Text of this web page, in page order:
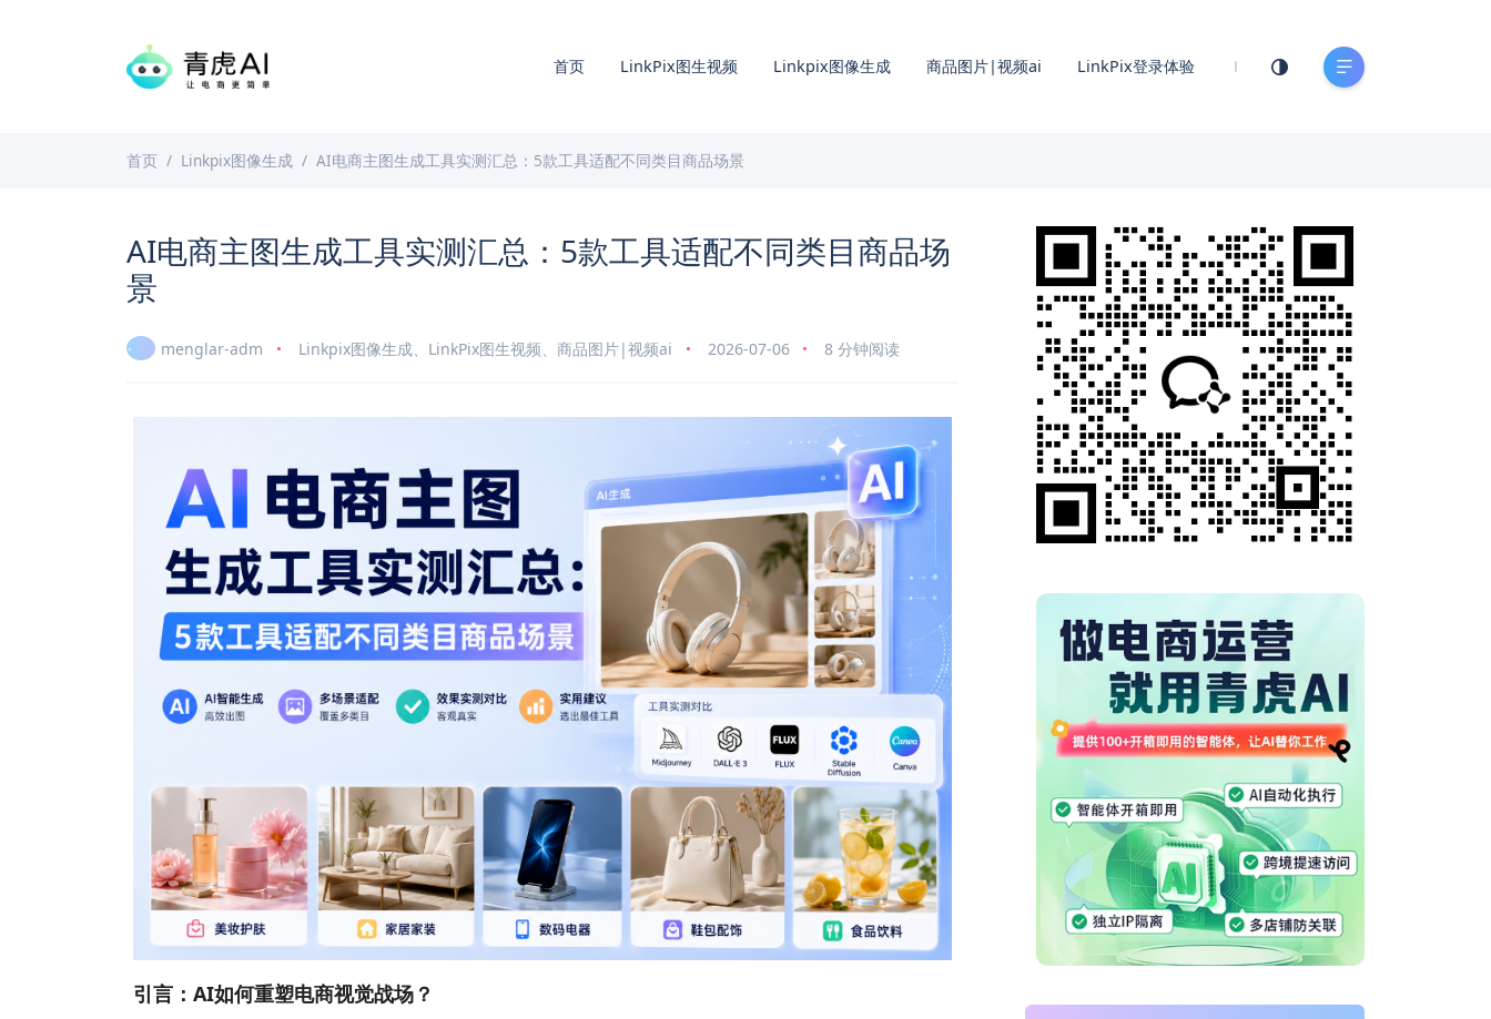
首页 LinkPix图生视频 Linkpix图像生成 商品图片|视频ai LinkPix登录体验
首页 Linkpix图像生成 AI电商主图生成工具实测汇总：5款工具适配不同类目商品场景
AI电商主图生成工具实测汇总：5款工具适配不同类目商品场
景
menglar-adm Linkpix图像生成、 LinkPix图生视频 商品图片|视频ai 2026-07-06 8 分钟阅读
引言：AI如何重塑电商视觉战场？